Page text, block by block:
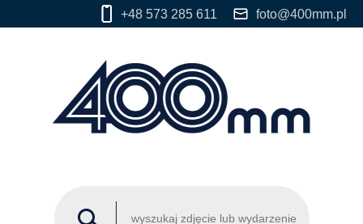
+48 573 285 611 foto@400mm.pl